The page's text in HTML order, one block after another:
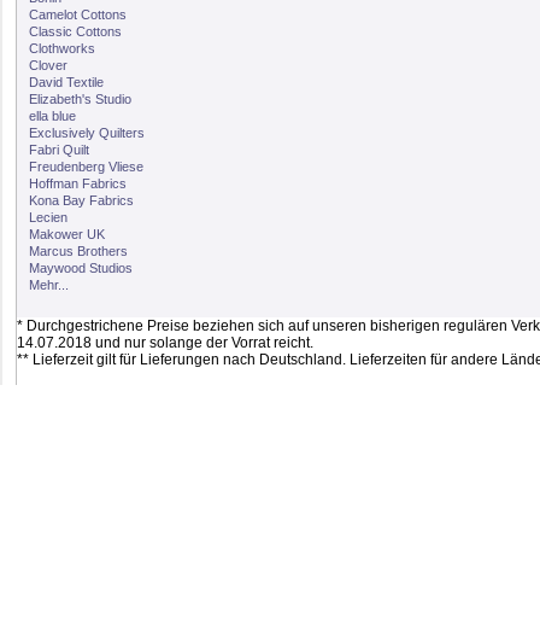
Camelot Cottons
Classic Cottons
Clothworks
Clover
David Textile
Elizabeth's Studio
ella blue
Exclusively Quilters
Fabri Quilt
Freudenberg Vliese
Hoffman Fabrics
Kona Bay Fabrics
Lecien
Makower UK
Marcus Brothers
Maywood Studios
Mehr...
* Durchgestrichene Preise beziehen sich auf unseren bisherigen regulären
14.07.2018 und nur solange der Vorrat reicht.
** Lieferzeit gilt für Lieferungen nach Deutschland. Lieferzeiten für andere